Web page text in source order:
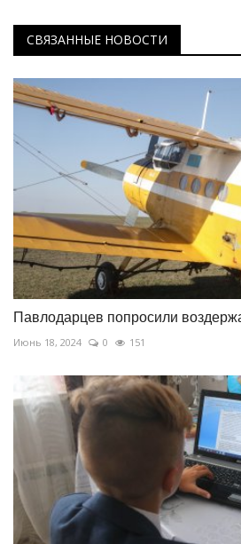
СВЯЗАННЫЕ НОВОСТИ
Павлодарцев попросили
Июнь 18, 2024 0 151